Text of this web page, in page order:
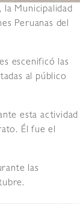
la Municipalidad
Peruanas del
escenificó las
al público
esta actividad
Él fue el
las